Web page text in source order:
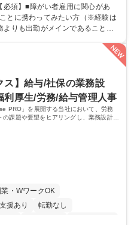
大およ
申請書の作成代行等) ■新規事業・
の方にどんな仕事があると良いか
コミュニケーションを通じた適性
域を超えた案件の開拓 ■NTTデ
/社会貢献
須】■障がい者雇用に関心があ
とに携わってみたい方（※経験は
りも出勤がメインであることに
性を実感できます。 【正社員登
で、最短で1.5年～2年で正社員へ
員登用率は90％です。 将来的に
事を期待しています。 正社員登用
さい。 学歴・資格 学
語学力： 資格：
ス】給与/社保の業務設
厚生/労務/給与管理人事
PRO」を展開する当社において、労務
課題や要望をヒアリングし、業務設計や
業・WワークOK
援あり
転勤なし